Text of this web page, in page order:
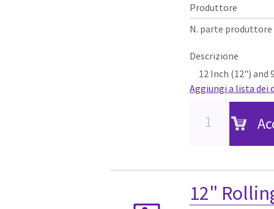
Produttore
N. parte produttore
Descrizione
12 Inch (12") and
Aggiungi a lista dei
12"